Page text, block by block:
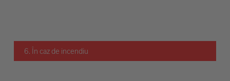
6. În caz de incendiu